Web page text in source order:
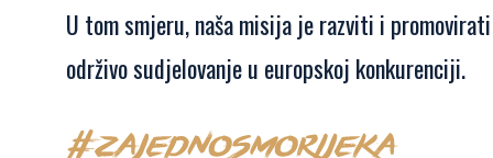
U tom smjeru, naša misija je razviti i
održivo sudjelovanje u europskoj konkurenciji.